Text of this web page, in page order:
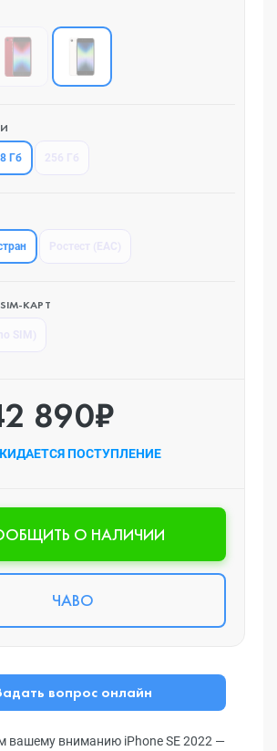
Гб
КАРТ
890₽
ПОСТУПЛЕНИЕ
О НАЛИЧИИ
ЧАВО
вопрос онлайн
вашему вниманию iPhone SE 2022 —